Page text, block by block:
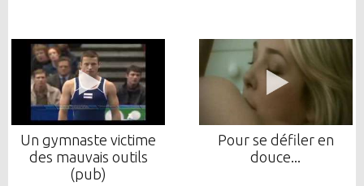
Un gymnaste victime
des mauvais outils
(pub)
Pour se défiler en
douce...